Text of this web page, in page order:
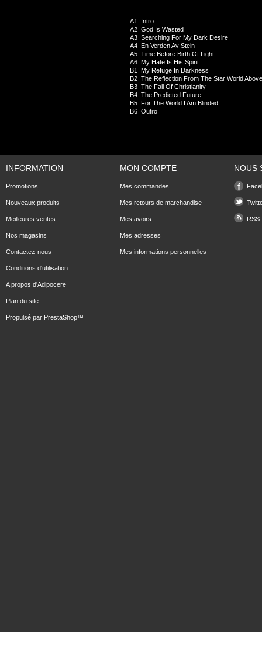
A1
Intro
A2 God Is Wasted
A3 Searching For My Dark Desire
A4 En Verden Av Stein
A5 Time Before Birth Of Light
A6 My Hate Is His Spirit
B1 My Refuge In Darkness
B2 The Reflection From The Star World Above
B3 The Fall Of Christianity
B4 The Predicted Future
B5 For The World I Am Blinded
B6 Outro
INFORMATION
Promotions
Nouveaux produits
Meilleures ventes
Nos magasins
Contactez-nous
Conditions d'utilisation
A propos d'Adipocere
Plan du site
Propulsé par PrestaShop™
MON COMPTE
Mes commandes
Mes retours de marchandise
Mes avoirs
Mes adresses
Mes informations personnelles
NOUS
RSS